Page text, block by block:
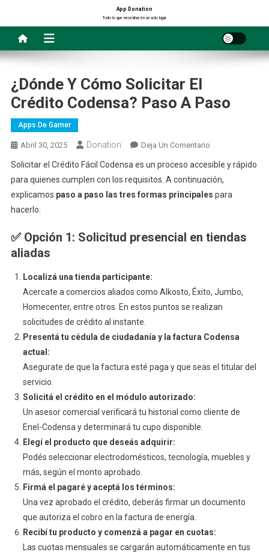
contenido
App Donation
Todo lo que necesitas en un solo lugar
¿Dónde Y Cómo Solicitar El
Crédito Codensa? Paso A Paso
Apps De Gamer
Abril 30, 2025 Donation Deja Un ComentarioEn
Cómo
Solicitar
Codensa?
Solicitar el Crédito Fácil Codensa es un proceso accesible y rápido
para quienes cumplen con los requisitos. A continuación,
explicamos paso a paso las tres formas principales para
hacerlo:
✅ Opción 1: Solicitud presencial en tiendas
aliadas
Localizá una tienda participante:
Acercate a comercios aliados como Alkosto, Éxito, Jumbo,
Homecenter, entre otros. En estos puntos se realizan
solicitudes de crédito al instante.
Presentá tu cédula de ciudadanía y la factura Codensa
actual:
Asegurate de que la factura esté paga y que seas el titular del
servicio.
Solicitá el crédito en el módulo autorizado:
Un asesor comercial verificará tu historial como cliente de
Enel-Codensa y determinará tu cupo disponible.
Elegí el producto que deseás adquirir:
Podés seleccionar electrodomésticos, tecnología, muebles y
más, según el monto aprobado.
Firmá el pagaré y aceptá los términos:
Una vez aprobado el crédito, deberás firmar un documento
que autoriza el cobro en la factura de energía.
Recibí tu producto y comenzá a pagar en cuotas:
Las cuotas mensuales se cargarán automáticamente en tus